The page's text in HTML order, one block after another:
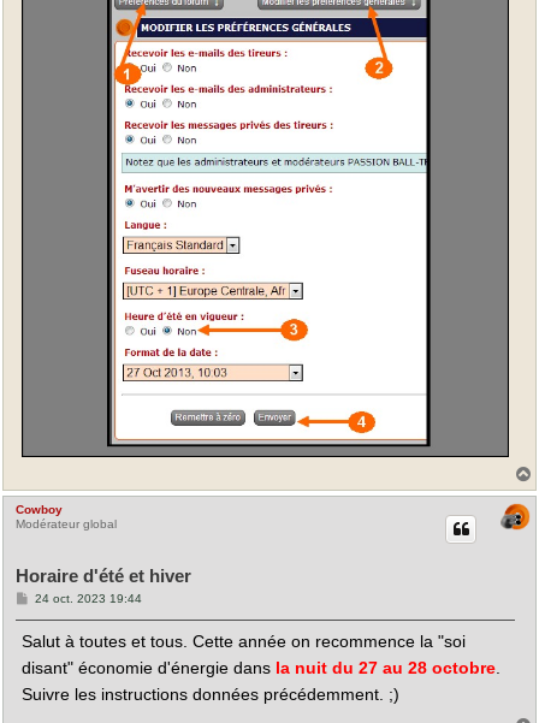
Cowboy
Modérateur global
Horaire d'été et hiver
M
s
g
24 oct. 2023 19:44
Salut à toutes et tous. Cette année on recommence la "soi
disant" économie d'énergie dans la nuit du 27 au 28 octobre.
Suivre les instructions données précédemment. ;)